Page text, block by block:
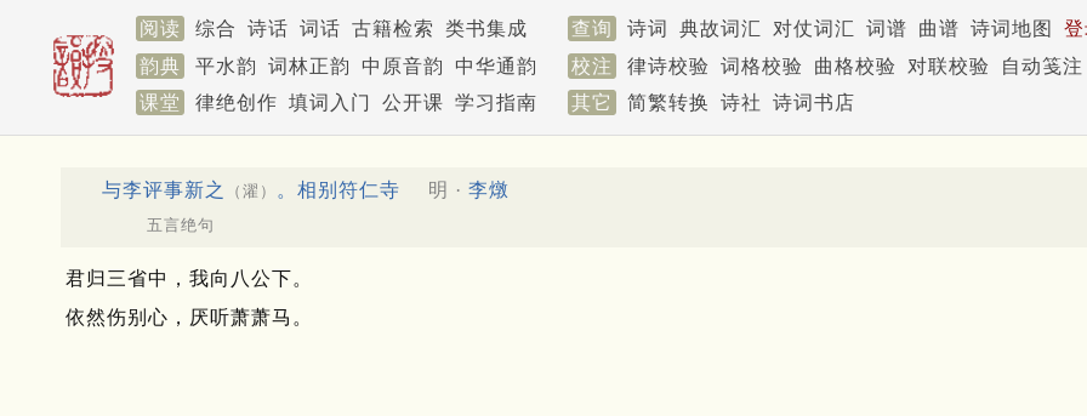
阅读 综合 诗话 词话 古籍检索 类书集成 查询 诗词 典故词汇 对仗词汇 词谱 曲谱 诗词地图
韵典
平水韵 词林正韵 中原音韵 中华通韵 校注 律诗校验 词格校验 曲格校验 对联校验
自动笺注
课堂
律绝创作 填词入门 公开课 学习指南 其它 简繁转换 诗社 诗词书店
与李评事新之 （濯） 。相别符仁寺 明 · 李燉
五言绝句
君归三省中，我向八公下。
依然伤别心，厌听萧萧马。